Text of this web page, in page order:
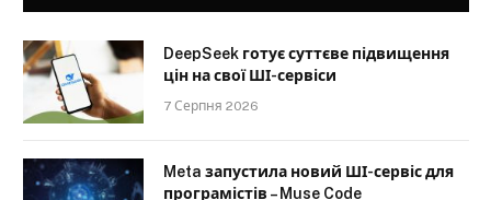
DeepSeek готує суттєве підвищення
цін на свої ШІ-сервіси
7 Серпня 2026
Meta запустила новий ШІ-сервіс для
програмістів – Muse Code